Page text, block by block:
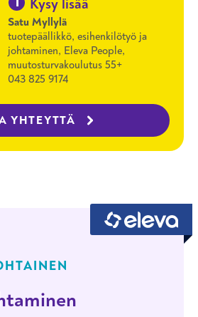
Kysy lisää
Satu Myllylä
tuotepäällikkö, esihenkilötyö ja
johtaminen, Eleva People,
muutosturvakoulutus 55+
043 825 9174
YHTEYTTÄ